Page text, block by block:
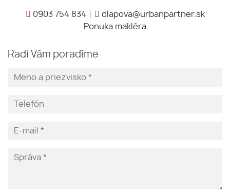
0903 754 834
dlapova@urbanpartner.sk
Ponuka makléra
Radi Vám poradíme